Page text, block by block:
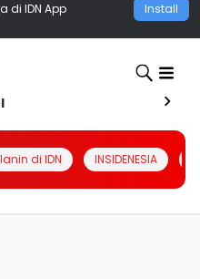
di IDN App Install
di IDN INSIDENESIA